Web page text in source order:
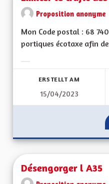
Proposition anonyme
Mon Code postal : 68
portiques écotaxe afin
ERSTELLT AM
15/04/2023
Désengorger l A35